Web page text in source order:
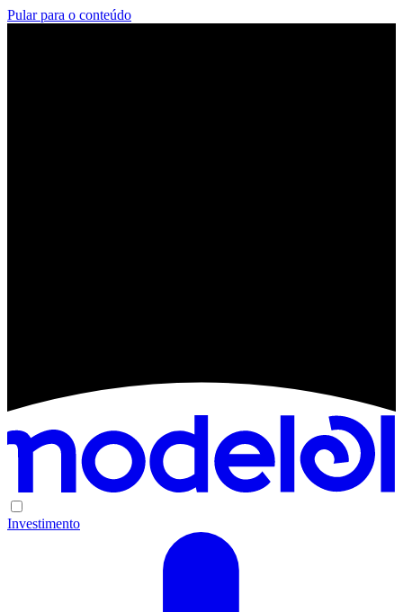
Pular para o conteúdo
Investimento